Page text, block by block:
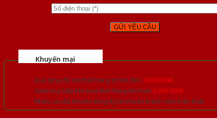
Khuyến mại
Quà tặng đồ nội thất trang trí lên đến 1.000.000đ
Giảm trực tiếp khi mua đơn hàng lớn hơn 3.000.000đ
Nhiều ưu đãi lớn khi đăng ký tài khoản thành viên thân thiết